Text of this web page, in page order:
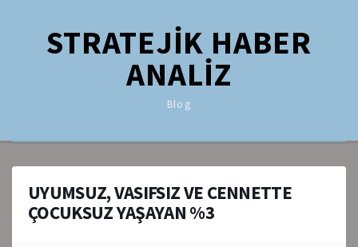
STRATEJİK HABER
ANALİZ
Blog
UYUMSUZ, VASIFSIZ VE CENNETTE
ÇOCUKSUZ YAŞAYAN %3